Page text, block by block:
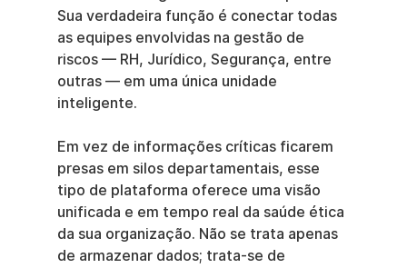
Sua verdadeira função é conectar todas
as equipes envolvidas na gestão de
riscos — RH, Jurídico, Segurança, entre
outras — em uma única unidade
inteligente.
Em vez de informações críticas ficarem
presas em silos departamentais, esse
tipo de plataforma oferece uma visão
unificada e em tempo real da saúde ética
da sua organização. Não se trata apenas
de armazenar dados; trata-se de